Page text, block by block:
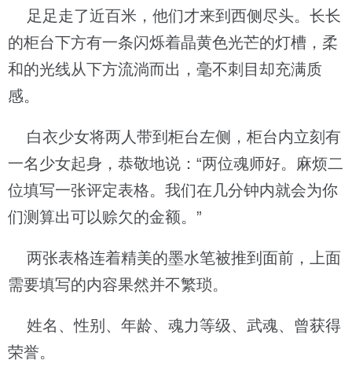
足足走了近百米，他们才来到西侧尽头。长长
的柜台下方有一条闪烁着晶黄色光芒的灯槽，柔
和的光线从下方流淌而出，毫不刺目却充满质
感。
白衣少女将两人带到柜台左侧，柜台内立刻有
一名少女起身，恭敬地说：“两位魂师好。麻烦二
位填写一张评定表格。我们在几分钟内就会为你
们测算出可以赊欠的金额。”
两张表格连着精美的墨水笔被推到面前，上面
需要填写的内容果然并不繁琐。
姓名、性别、年龄、魂力等级、武魂、曾获得
荣誉。